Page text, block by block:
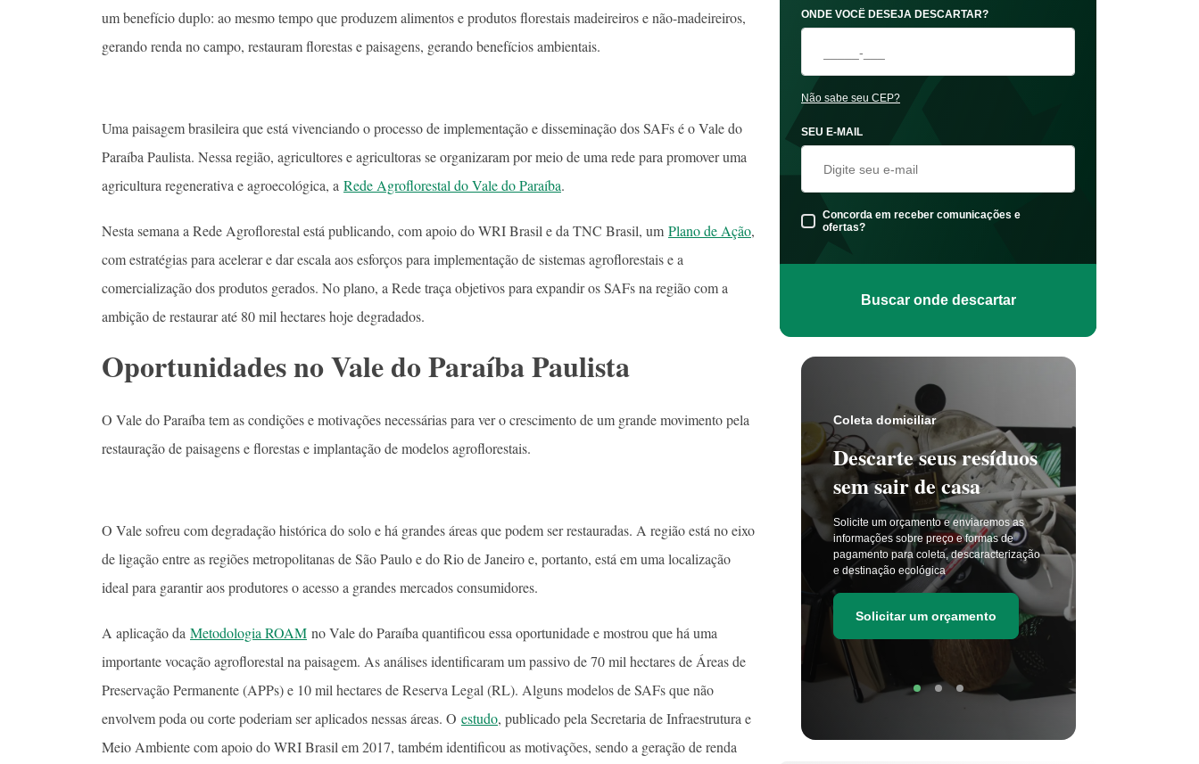
um benefício duplo: ao mesmo tempo que produzem alimentos e produtos florestais madeireiros e não-madeireiros,
gerando renda no campo, restauram florestas e paisagens, gerando benefícios ambientais.
Uma paisagem brasileira que está vivenciando o processo de implementação e disseminação dos SAFs é o Vale do
Paraíba Paulista. Nessa região, agricultores e agricultoras se organizaram por meio de uma rede para promover uma
agricultura regenerativa e agroecológica, a Rede Agroflorestal do Vale do Paraíba.
Nesta semana a Rede Agroflorestal está publicando, com apoio do WRI Brasil e da TNC Brasil, um Plano de Ação,
com estratégias para acelerar e dar escala aos esforços para implementação de sistemas agroflorestais e a
comercialização dos produtos gerados. No plano, a Rede traça objetivos para expandir os SAFs na região com a
ambição de restaurar até 80 mil hectares hoje degradados.
Oportunidades no Vale do Paraíba Paulista
O Vale do Paraíba tem as condições e motivações necessárias para ver o crescimento de um grande movimento pela
restauração de paisagens e florestas e implantação de modelos agroflorestais.
O Vale sofreu com degradação histórica do solo e há grandes áreas que podem ser restauradas. A região está no eixo
de ligação entre as regiões metropolitanas de São Paulo e do Rio de Janeiro e, portanto, está em uma localização
ideal para garantir aos produtores o acesso a grandes mercados consumidores.
A aplicação da Metodologia ROAM no Vale do Paraíba quantificou essa oportunidade e mostrou que há uma
importante vocação agroflorestal na paisagem. As análises identificaram um passivo de 70 mil hectares de Áreas de
Preservação Permanente (APPs) e 10 mil hectares de Reserva Legal (RL). Alguns modelos de SAFs que não
envolvem poda ou corte poderiam ser aplicados nessas áreas. O estudo, publicado pela Secretaria de Infraestrutura e
Meio Ambiente com apoio do WRI Brasil em 2017, também identificou as motivações, sendo a geração de renda
ONDE VOCÊ DESEJA DESCARTAR?
Não sabe seu CEP?
SEU E-MAIL
Concorda em receber comunicações e
ofertas?
Buscar onde descartar
Coleta domiciliar
Descarte seus resíduos
sem sair de casa
Solicite um orçamento e enviaremos as
informações sobre preço e formas de
pagamento para coleta, descaracterização
e destinação ecológica
Solicitar um orçamento